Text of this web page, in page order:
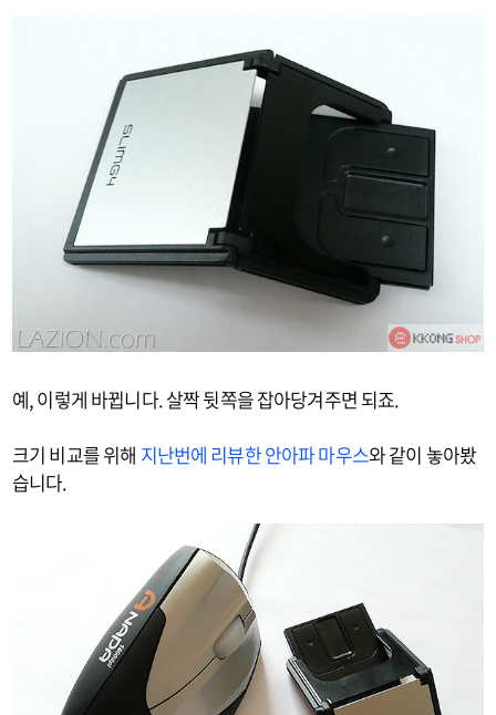
예, 이렇게 바뀝니다. 살짝 뒷쪽을 잡아당겨주면 되죠.
크기 비교를 위해 지난번에 리뷰한 안아파 마우스와 같이 놓아봤
습니다.